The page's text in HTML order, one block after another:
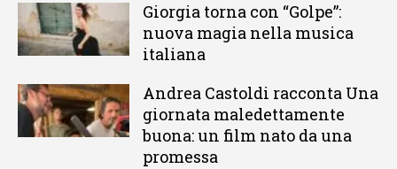
Giorgia torna con “Golpe”:
nuova magia nella musica
italiana
Andrea Castoldi racconta Una
giornata maledettamente
buona: un film nato da una
promessa